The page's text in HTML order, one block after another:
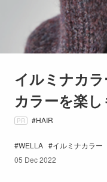
イルミナカ
カラーを楽し
PR HAIR
WELLA
イルミナカラー
05 Dec 2022